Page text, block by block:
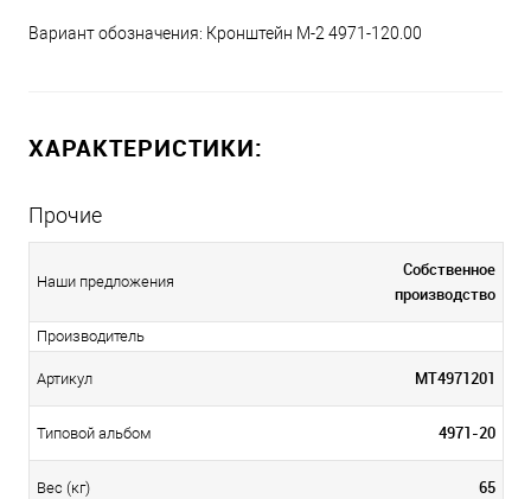
Вариант обозначения: Кронштейн М-2 4971-120.00
ХАРАКТЕРИСТИКИ:
Прочие
Наши предложения
Собственное
производство
Производитель
Артикул МТ4971201
Типовой альбом 4971-20
Вес (кг) 65